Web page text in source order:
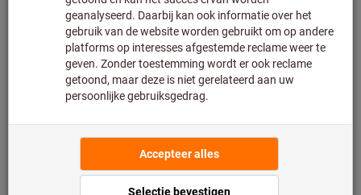
Artikel delen
Merken:GARANT